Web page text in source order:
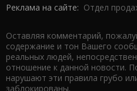
Реклама на сайте: Отдел
Оставляя комментарий,
содержание и тон Вашего
реальных людей,
отношение к данной новости.
нарушают эти правила грубо
заблокированы.